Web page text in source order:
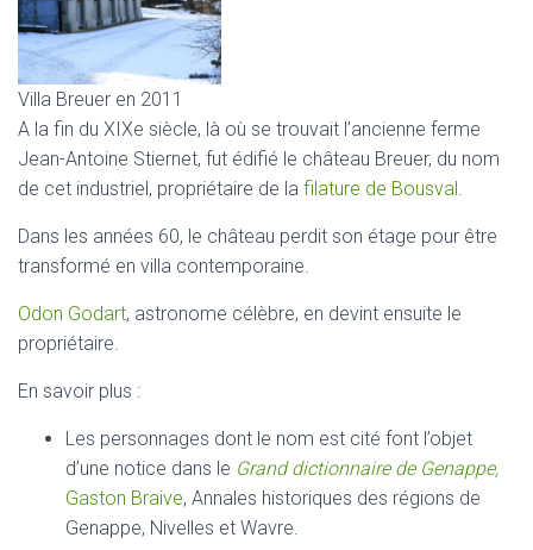
Villa Breuer en 2011
A la fin du XIXe siècle, là où se trouvait l’ancienne ferme
Jean-Antoine Stiernet, fut édifié le château Breuer, du nom
de cet industriel, propriétaire de la filature de Bousval.
Dans les années 60, le château perdit son étage pour être
transformé en villa contemporaine.
Odon Godart, astronome célèbre, en devint ensuite le
propriétaire.
En savoir plus :
Les personnages dont le nom est cité font l’objet
d’une notice dans le Grand dictionnaire de Genappe,
Gaston Braive, Annales historiques des régions de
Genappe, Nivelles et Wavre.